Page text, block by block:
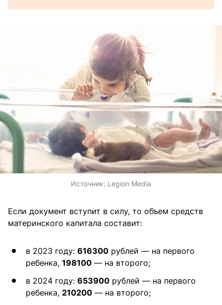
Источник: Legion Media
Если документ вступит в силу, то объем средств
материнского капитала составит:
в 2023 году: 616300 рублей — на первого
ребенка, 198100 — на второго;
в 2024 году: 653900 рублей — на первого
ребенка, 210200 — на второго;